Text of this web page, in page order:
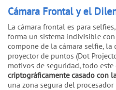
Cámara Frontal y el
La cámara frontal es para
forma un sistema indivisible con
compone de la cámara selfie, la
proyector de puntos (Dot
motivos de seguridad, todo
criptográficamente casado con
una zona segura del procesador